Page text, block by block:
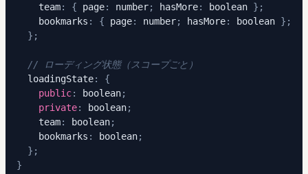
    team
: { page: number; hasMore: boolean } ;
    bookmarks
: { page: number; hasMore: boolean } ;
} ;
// ローディング状態（スコープごと）
  loadingState
:
{
public: boolean;
private: boolean;
    team
: boolean;
    bookmarks
: boolean;
} ;
}